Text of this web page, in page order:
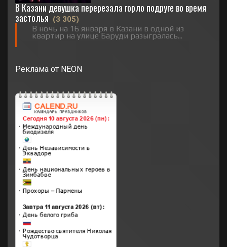
В Казани девушка перерезала горло подруге во время
застолья (3 305)
В ночь на 16 января в Казани в одной из
квартир на улице Баруди разыгралась...
Реклама от NEON